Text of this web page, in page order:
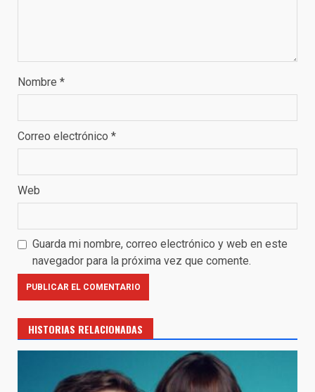
Nombre *
Correo electrónico *
Web
Guarda mi nombre, correo electrónico y web en este
navegador para la próxima vez que comente.
HISTORIAS RELACIONADAS